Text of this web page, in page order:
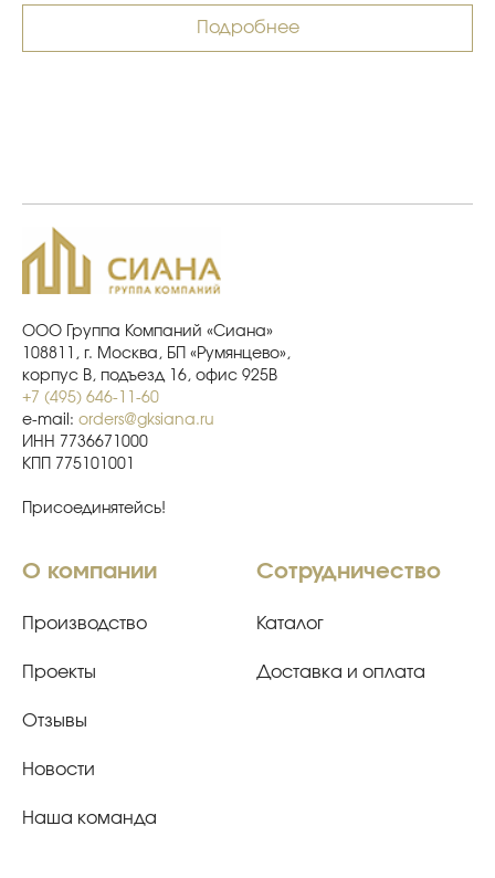
Подробнее
ООО Группа Компаний «Сиана»
108811, г. Москва, БП «Румянцево»,
корпус В, подъезд 16, офис 925В
+7 (495) 646-11-60
e-mail: orders@gksiana.ru
ИНН 7736671000
КПП 775101001
Присоединятейсь!
О компании
Производство
Проекты
Отзывы
Новости
Наша команда
Сотрудничество
Каталог
Доставка и оплата